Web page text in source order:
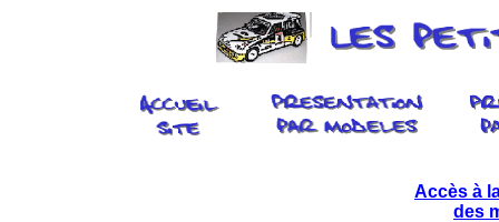
Accès à
des